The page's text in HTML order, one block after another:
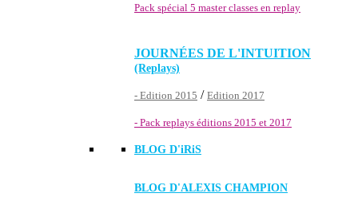
Pack spécial 5 master classes en replay
JOURNÉES DE L'INTUITION
(Replays)
- Edition 2015 / Edition 2017
- Pack replays éditions 2015 et 2017
BLOG D'iRiS
BLOG D'ALEXIS CHAMPION